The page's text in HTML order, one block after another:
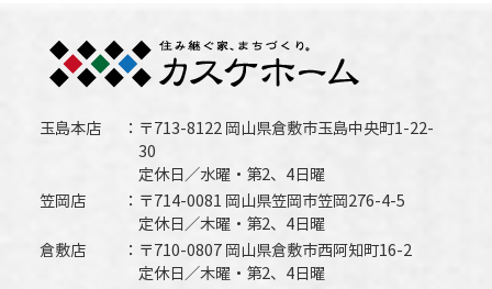
玉島本店
〒713-8122 岡山県倉敷市玉島中央町1-22-
30
定休日／水曜・第2、4日曜
笠岡店
〒714-0081 岡山県笠岡市笠岡276-4-5
定休日／木曜・第2、4日曜
倉敷店
〒710-0807 岡山県倉敷市西阿知町16-2
定休日／木曜・第2、4日曜